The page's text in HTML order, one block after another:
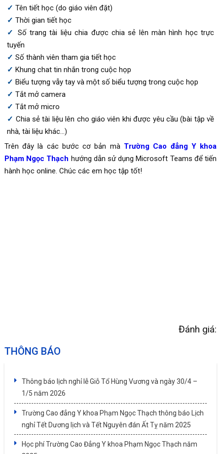
Tên tiết học (do giáo viên đặt)
Thời gian tiết học
Số trang tài liệu chia được chia sẻ lên màn hình học trực
tuyến
Số thành viên tham gia tiết học
Khung chat tin nhắn trong cuộc họp
Biểu tượng vẫy tay và một số biểu tượng trong cuộc họp
Tắt mở camera
Tắt mở micro
Chia sẻ tài liệu lên cho giáo viên khi được yêu cầu (bài tập về
nhà, tài liệu khác…)
Trên đây là các bước cơ bản mà Trường Cao đẳng Y khoa
Phạm Ngọc Thạch hướng dẫn sử dụng Microsoft Teams để tiến
hành học online. Chúc các em học tập tốt!
Đánh giá:
THÔNG BÁO
Thông báo lịch nghỉ lễ Giỗ Tổ Hùng Vương và ngày 30/4 –
1/5 năm 2026
Trường Cao đẳng Y khoa Phạm Ngọc Thạch thông báo Lịch
nghỉ Tết Dương lịch và Tết Nguyên đán Ất Tỵ năm 2025
Học phí Trường Cao Đẳng Y khoa Phạm Ngọc Thạch năm